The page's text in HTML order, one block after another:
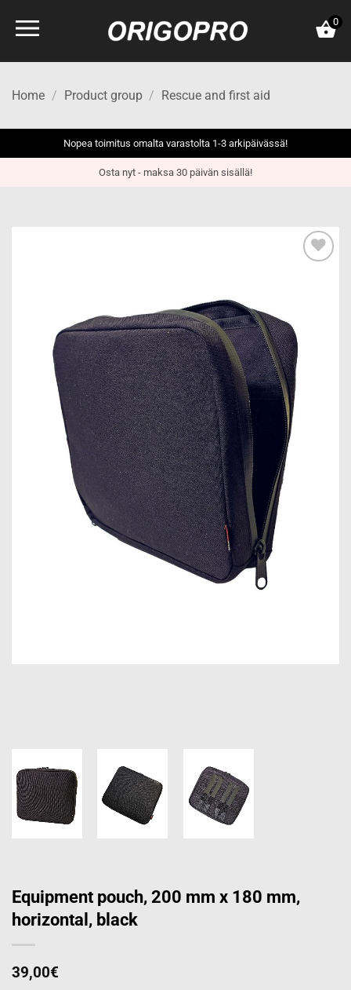
0
Home / Product group / Rescue and first aid
Nopea toimitus omalta varastolta 1-3 arkipäivässä!
Osta nyt - maksa 30 päivän sisällä!
Equipment pouch, 200 mm x 180 mm,
horizontal, black
39,00€